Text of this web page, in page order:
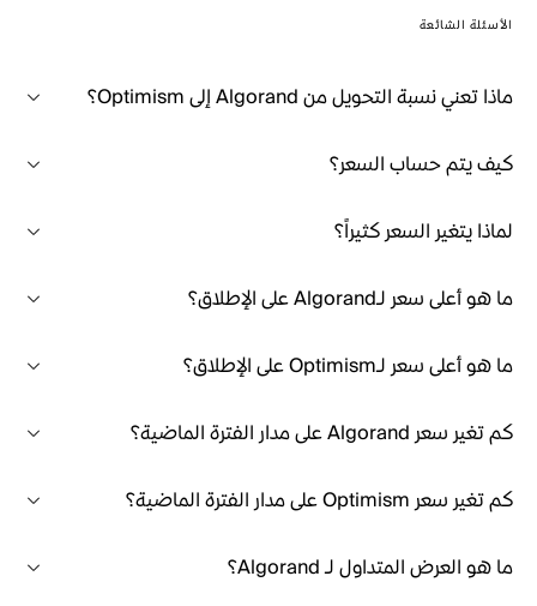
الأسئلة الشائعة
ماذا تعني نسبة التحويل من Algorand إلى Optimism؟
كيف يتم حساب السعر؟
لماذا يتغير السعر كثيراً؟
ما هو أعلى سعر لـAlgorand على الإطلاق؟
ما هو أعلى سعر لـOptimism على الإطلاق؟
كم تغير سعر Algorand على مدار الفترة الماضية؟
كم تغير سعر Optimism على مدار الفترة الماضية؟
ما هو العرض المتداول لـ Algorand؟